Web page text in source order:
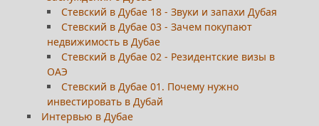
Стевский в Дубае 18 - Звуки и запахи Дубая
Стевский в Дубае 03 - Зачем покупают
недвижимость в Дубае
Стевский в Дубае 02 - Резидентские визы в
ОАЭ
Стевский в Дубае 01. Почему нужно
инвестировать в Дубай
Интервью в Дубае